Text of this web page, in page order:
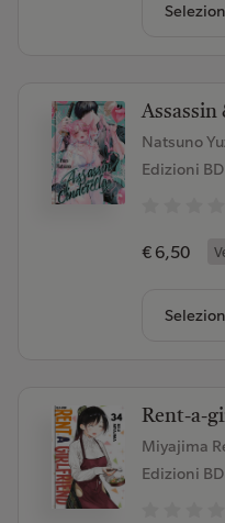
Assassin
Natsuno
Edizioni
€ 6,50
Rent-a-
Miyajima
Edizioni